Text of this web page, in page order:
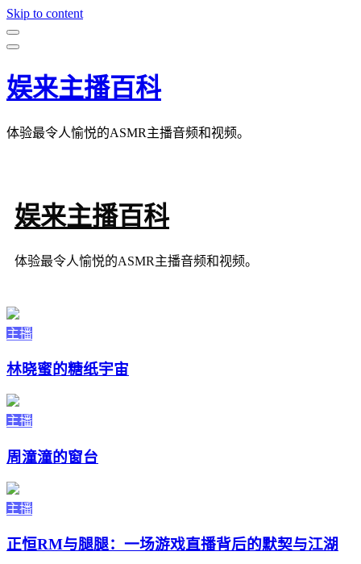
Skip to content
娱来主播百科
体验最令人愉悦的ASMR主播音频和视频。
娱来主播百科
体验最令人愉悦的ASMR主播音频和视频。
主播
林晓蜜的糖纸宇宙
主播
周潼潼的窗台
主播
正恒RM与腿腿：一场游戏直播背后的默契与江湖